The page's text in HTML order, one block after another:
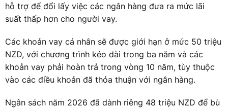
hỗ trợ để đổi lấy việc các ngân hàng đưa ra mức lãi
suất thấp hơn cho người vay.
Các khoản vay cá nhân sẽ được giới hạn ở mức 50 triệu
NZD, với chương trình kéo dài trong ba năm và các
khoản vay phải hoàn trả trong vòng 10 năm, tùy thuộc
vào các điều khoản đã thỏa thuận với ngân hàng.
Ngân sách năm 2026 đã dành riêng 48 triệu NZD để bù